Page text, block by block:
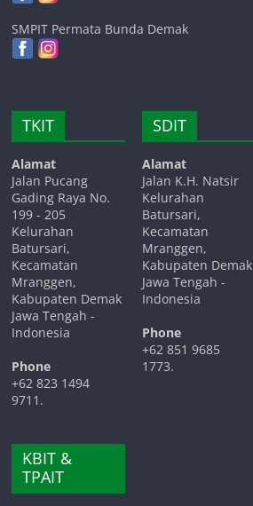
SMPIT Permata Bunda Demak
TKIT
Alamat
Jalan Pucang
Gading Raya No.
199 - 205
Kelurahan
Batursari,
Kecamatan
Mranggen,
Kabupaten Demak
Jawa Tengah -
Indonesia
Phone
+62 823 1494
9711.
KBIT &
TPAIT
SDIT
Alamat
Jalan K.H. Natsir
Kelurahan
Batursari,
Kecamatan
Mranggen,
Kabupaten Demak
Jawa Tengah -
Indonesia
Phone
+62 851 9685
1773.